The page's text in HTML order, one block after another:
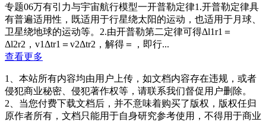
专题06万有引力与宇宙航行模型一开普勒定律1.开普勒定律具
有普遍适用性，既适用于行星绕太阳的运动，也适用于月球、
卫星绕地球的运动等。2.由开普勒第二定律可得Δl1r1＝
Δl2r2，v1Δtr1＝v2Δtr2，解得＝，即行...
查看更多
1、本站所有内容均由用户上传，如文档内容存在违规，或者
侵犯商业秘密、侵犯著作权等，请联系我们督促用户删除。
2、当您付费下载文档后，并不意味着购买了版权，版权任归
原作者所有，文档只能用于自身研究参考使用，不得用于商业